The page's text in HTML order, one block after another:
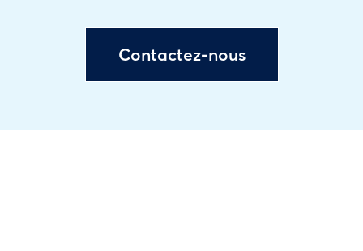
Contactez-nous